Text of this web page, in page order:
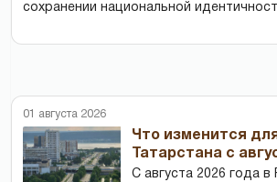
сохранении национальной
01 августа 2026
Что изменится
Татарстана с
С августа 2026 года в